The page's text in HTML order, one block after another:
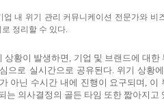
업 내 위기 관리 커뮤니케이션 전문가와 비
정리할 수 있다.
상황이 발생하면 , 기업 및 브랜드에 대한
으로 실시간으로 공유된다. 위기 상황
아닌 수시간 내에 진행이 요구되며 , 이
는 의사결정의 골든 타임 또한 짧아지고